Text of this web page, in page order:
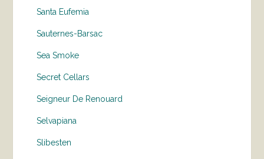
Santa Eufemia
Sauternes-Barsac
Sea Smoke
Secret Cellars
Seigneur De Renouard
Selvapiana
Slibesten